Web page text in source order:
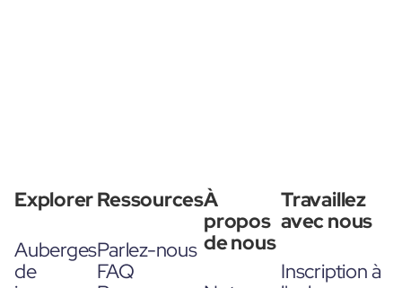
Explorer
Auberges
de
Ressources
Parlez-nous
FAQ
À
propos
de nous
Travaillez
avec nous
Inscription à